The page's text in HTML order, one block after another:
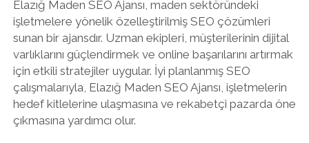
Elazığ Maden SEO Ajansı, maden sektöründeki
işletmelere yönelik özelleştirilmiş SEO çözümleri
sunan bir ajansdır. Uzman ekipleri, müşterilerinin dijital
varlıklarını güçlendirmek ve online başarılarını artırmak
için etkili stratejiler uygular. İyi planlanmış SEO
çalışmalarıyla, Elazığ Maden SEO Ajansı, işletmelerin
hedef kitlelerine ulaşmasına ve rekabetçi pazarda öne
çıkmasına yardımcı olur.